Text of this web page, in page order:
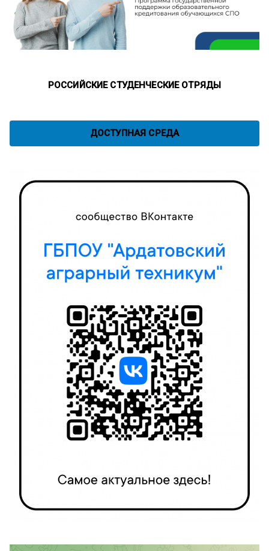
РОССИЙСКИЕ СТУДЕНЧЕСКИЕ ОТРЯДЫ
ДОСТУПНАЯ СРЕДА